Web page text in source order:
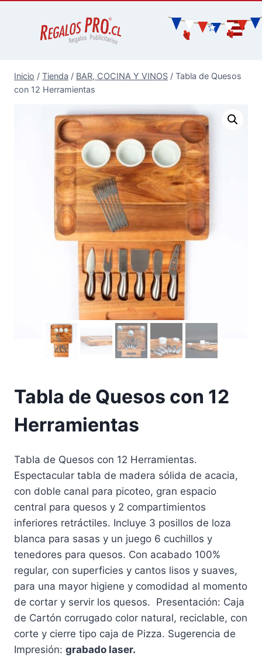
Inicio / Tienda / BAR, COCINA Y VINOS / Tabla de Quesos
con 12 Herramientas
Tabla de Quesos con 12
Herramientas
Tabla de Quesos con 12 Herramientas.
Espectacular tabla de madera sólida de acacia,
con doble canal para picoteo, gran espacio
central para quesos y 2 compartimientos
inferiores retráctiles. Incluye 3 posillos de loza
blanca para sasas y un juego 6 cuchillos y
tenedores para quesos. Con acabado 100%
regular, con superficies y cantos lisos y suaves,
para una mayor higiene y comodidad al momento
de cortar y servir los quesos. Presentación: Caja
de Cartón corrugado color natural, reciclable, con
corte y cierre tipo caja de Pizza. Sugerencia de
Impresión: grabado laser.